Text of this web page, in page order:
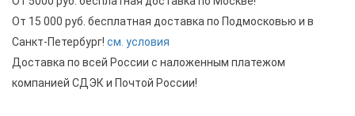
От 15 000 руб. бесплатная доставка по Подмосковью и в
Санкт-Петербург! см. условия
Доставка по всей России с наложенным платежом
компанией СДЭК и Почтой России!